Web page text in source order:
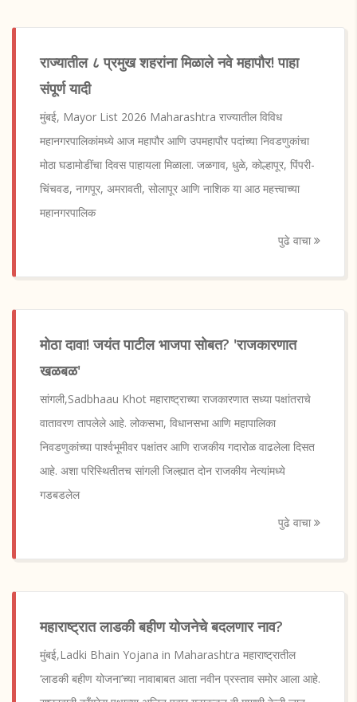
राज्यातील ८ प्रमुख शहरांना मिळाले नवे महापौर! पाहा
संपूर्ण यादी
मुंबई, Mayor List 2026 Maharashtra राज्यातील विविध
महानगरपालिकांमध्ये आज महापौर आणि उपमहापौर पदांच्या निवडणुकांचा
मोठा घडामोडींचा दिवस पाहायला मिळाला. जळगाव, धुळे, कोल्हापूर, पिंपरी-
चिंचवड, नागपूर, अमरावती, सोलापूर आणि नाशिक या आठ महत्त्वाच्या
महानगरपालिक
पुढे वाचा
मोठा दावा! जयंत पाटील भाजपा सोबत? 'राजकारणात
खळबळ'
सांगली,Sadbhaau Khot महाराष्ट्राच्या राजकारणात सध्या पक्षांतराचे
वातावरण तापलेले आहे. लोकसभा, विधानसभा आणि महापालिका
निवडणुकांच्या पार्श्वभूमीवर पक्षांतर आणि राजकीय गदारोळ वाढलेला दिसत
आहे. अशा परिस्थितीतच सांगली जिल्ह्यात दोन राजकीय नेत्यांमध्ये
गडबडलेल
पुढे वाचा
महाराष्ट्रात लाडकी बहीण योजनेचे बदलणार नाव?
मुंबई,Ladki Bhain Yojana in Maharashtra महाराष्ट्रातील
‘लाडकी बहीण योजना’च्या नावाबाबत आता नवीन प्रस्ताव समोर आला आहे.